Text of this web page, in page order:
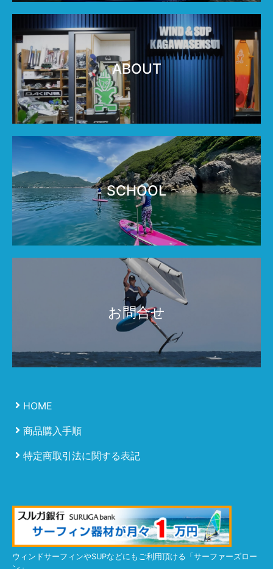
ABOUT
SCHOOL
お問合せ
HOME
商品購入手順
特定商取引法に関する表記
ウィンドサーフィンやSUPなどにもご利用頂ける「サーファーズロー